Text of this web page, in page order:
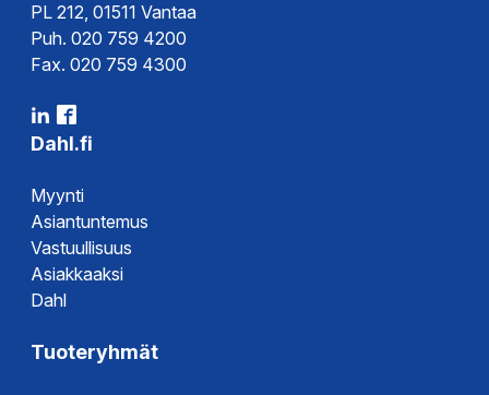
PL 212, 01511 Vantaa
Puh. 020 759 4200
Fax. 020 759 4300
Dahl.fi
Myynti
Asiantuntemus
Vastuullisuus
Asiakkaaksi
Dahl
Tuoteryhmät